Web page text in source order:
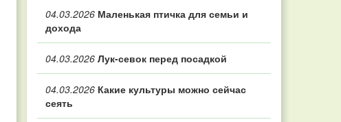
04.03.2026 Маленькая птичка для семьи и
дохода
04.03.2026 Лук-севок перед посадкой
04.03.2026 Какие культуры можно сейчас
сеять